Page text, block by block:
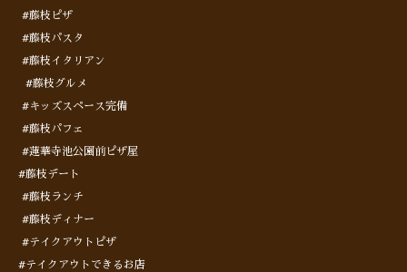
#藤枝ピザ
#藤枝パスタ
#藤枝イタリアン
#藤枝グルメ
#キッズスペース完備
#藤枝パフェ
#蓮華寺池公園前ピザ屋
#藤枝デート
#藤枝ランチ
#藤枝ディナー
#テイクアウトピザ
#テイクアウトできるお店